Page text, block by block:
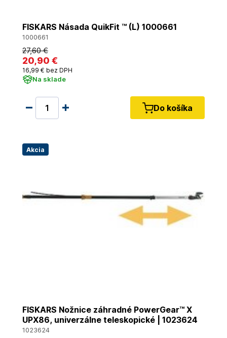
FISKARS Násada QuikFit ™ (L) 1000661
1000661
27,60 €
20,90 €
16,99 € bez DPH
Na sklade
Do košíka
Akcia
FISKARS Nožnice záhradné PowerGear™ X
UPX86, univerzálne teleskopické | 1023624
1023624